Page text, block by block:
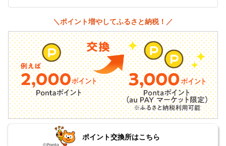
＼ポイント増やしてふるさと納税！／
ポイント交換所はこちら